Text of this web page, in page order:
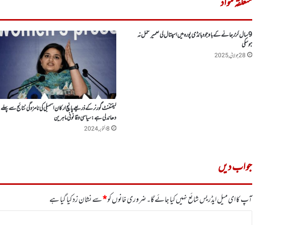
9 سال گزرجانے کے باوجودبانڈی پورہ میں اسپتال کی تعمیر مکمل نہ
ہوسکی
28 جولائی, 2025
لیفٹننٹ گورنر کے ذریعے پانچ ارکان اسمبلی کی نامزدگی نتائج سے پہلے
دھاندلی ہے :سیاسی وقانونی ماہرین
8 اکتوبر, 2024
جواب دیں
آپ کا ای میل ایڈریس شائع نہیں کیا جائے گا۔ضروری خانوں کو*سے نشان زد کیا گیا ہے